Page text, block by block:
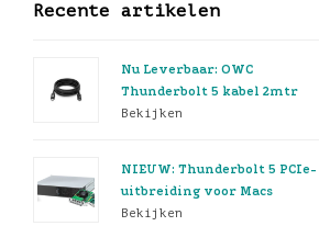
Recente artikelen
Nu Leverbaar: OWC
Thunderbolt 5 kabel 2mtr
Bekijken
NIEUW: Thunderbolt 5 PCIe-
uitbreiding voor Macs
Bekijken